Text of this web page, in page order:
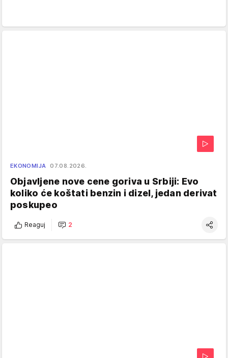
EKONOMIJA 07.08.2026.
Objavljene nove cene goriva u Srbiji: Evo
koliko će koštati benzin i dizel, jedan derivat
poskupeo
Reaguj 2